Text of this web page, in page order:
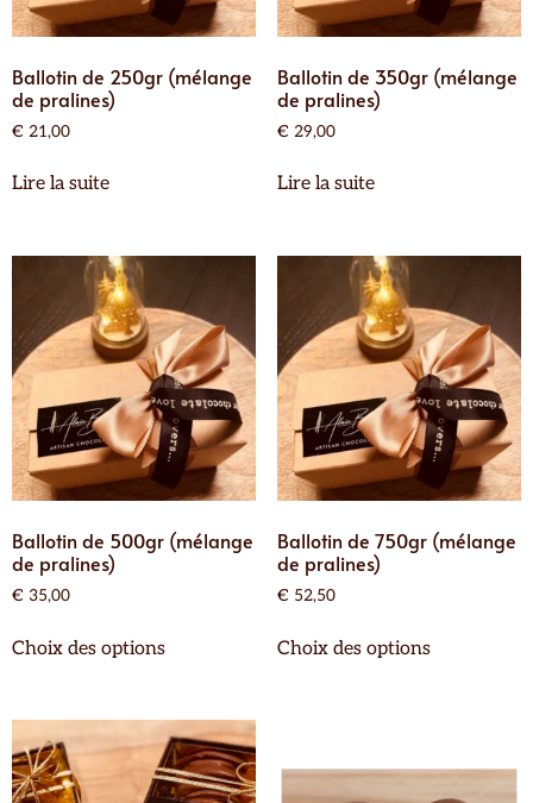
Ballotin de 250gr (mélange
de pralines)
€ 21,00
Lire la suite
Ballotin de 350gr (mélange
de pralines)
€ 29,00
Lire la suite
Ballotin de 500gr (mélange
de pralines)
€ 35,00
Choix des options
Ballotin de 750gr (mélange
de pralines)
€ 52,50
Choix des options